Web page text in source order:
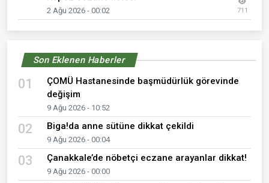
2 Ağu 2026 - 00:02 711
Son Eklenen Haberler
01
ÇOMÜ Hastanesinde başmüdürlük görevinde
değişim
9 Ağu 2026 - 10:52
02 Biga!da anne sütüne dikkat çekildi
9 Ağu 2026 - 00:04
03 Çanakkale’de nöbetçi eczane arayanlar dikkat!
9 Ağu 2026 - 00:00